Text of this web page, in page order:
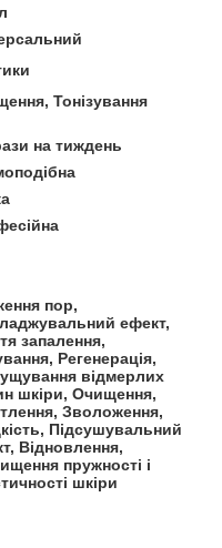
Тонізування
на тиждень
пор,
ефект,
запалення,
Регенерація,
відмерлих
шкіри, Очищення,
Зволоження,
Підсушувальний
Відновлення,
пружності і
шкіри